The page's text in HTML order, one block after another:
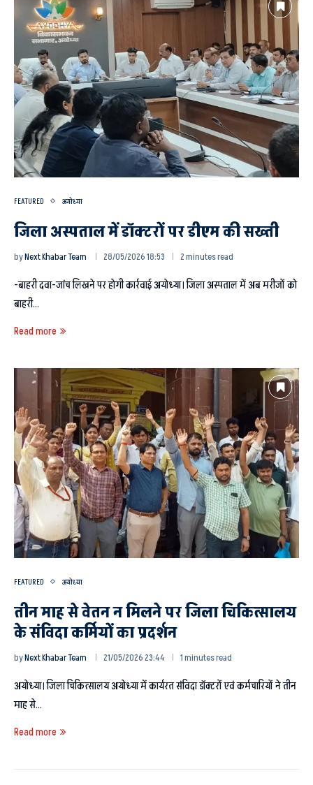
FEATURED अयोध्या
जिला अस्पताल में डॉक्टरों पर डीएम की सख्ती
byNext Khabar Team 28/05/2026 18:53 2 minutes read
-बाहरी दवा-जांच लिखने पर होगी कार्रवाई अयोध्या। जिला अस्पताल में अब मरीजों को
बाहरी…
Read more
FEATURED अयोध्या
तीन माह से वेतन न मिलने पर जिला चिकित्सालय
के संविदा कर्मियों का प्रदर्शन
byNext Khabar Team 21/05/2026 23:44 1 minutes read
अयोध्या। जिला चिकित्सालय अयोध्या में कार्यरत संविदा डॉक्टरों एवं कर्मचारियों ने तीन
माह से…
Read more